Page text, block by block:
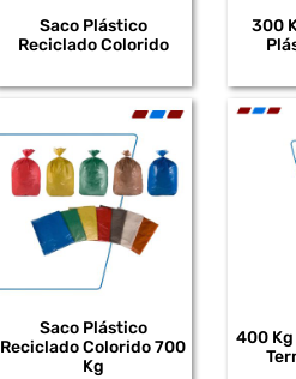
Saco Plástico
Reciclado Colorido
300
Saco Plástico
Reciclado Colorido 700
Kg
400